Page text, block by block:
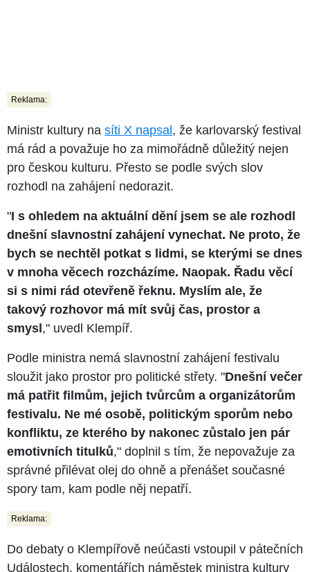
Reklama:
Ministr kultury na síti X napsal, že karlovarský festival
má rád a považuje ho za mimořádně důležitý nejen
pro českou kulturu. Přesto se podle svých slov
rozhodl na zahájení nedorazit.
"I s ohledem na aktuální dění jsem se ale rozhodl
dnešní slavnostní zahájení vynechat. Ne proto, že
bych se nechtěl potkat s lidmi, se kterými se dnes
v mnoha věcech rozcházíme. Naopak. Řadu věcí
si s nimi rád otevřeně řeknu. Myslím ale, že
takový rozhovor má mít svůj čas, prostor a
smysl," uvedl Klempíř.
Podle ministra nemá slavnostní zahájení festivalu
sloužit jako prostor pro politické střety. "Dnešní večer
má patřit filmům, jejich tvůrcům a organizátorům
festivalu. Ne mé osobě, politickým sporům nebo
konfliktu, ze kterého by nakonec zůstalo jen pár
emotivních titulků," doplnil s tím, že nepovažuje za
správné přilévat olej do ohně a přenášet současné
spory tam, kam podle něj nepatří.
Reklama:
Do debaty o Klempířově neúčasti vstoupil v pátečních
Událostech, komentářích náměstek ministra kultury